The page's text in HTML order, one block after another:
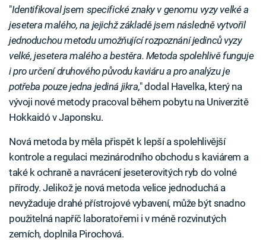
"Identifikoval jsem specifické znaky v genomu vyzy velké a
jesetera malého, na jejichž základě jsem následně vytvořil
jednoduchou metodu umožňující rozpoznání jedinců vyzy
velké, jesetera malého a bestěra. Metoda spolehlivě funguje
i pro určení druhového původu kaviáru a pro analýzu je
potřeba pouze jedna jediná jikra," dodal Havelka, který na
vývoji nové metody pracoval během pobytu na Univerzitě
Hokkaidó v Japonsku.
Nová metoda by měla přispět k lepší a spolehlivější
kontrole a regulaci mezinárodního obchodu s kaviárem a
také k ochraně a navrácení jeseterovitých ryb do volné
přírody. Jelikož je nová metoda velice jednoduchá a
nevyžaduje drahé přístrojové vybavení, může být snadno
použitelná napříč laboratořemi i v méně rozvinutých
zemích, doplnila Pirochová.